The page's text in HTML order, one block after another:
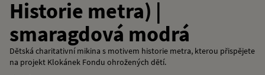
Historie metra) |
smaragdová modrá
Dětská charitativní mikina s motivem historie metra, kterou přispějete
na projekt Klokánek Fondu ohrožených dětí.